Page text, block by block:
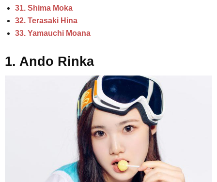
31. Shima Moka
32. Terasaki Hina
33. Yamauchi Moana
1. Ando Rinka